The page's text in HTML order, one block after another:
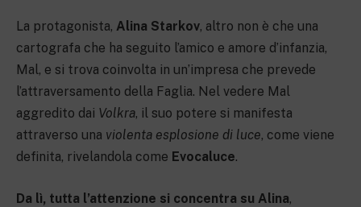
La protagonista, Alina Starkov, altro non è che una
cartografa che ha seguito l’amico e amore d’infanzia,
Mal, e si trova coinvolta in un’impresa che prevede
l’attraversamento della Faglia. Nel vedere Mal
aggredito dai Volkra, il suo potere si manifesta
attraverso una violenta esplosione di luce, come viene
definita, rivelandola come Evocaluce.
Da lì, tutta l’attenzione si concentra su Alina,